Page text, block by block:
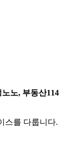
노, 부동산114
스를 다룹니다.